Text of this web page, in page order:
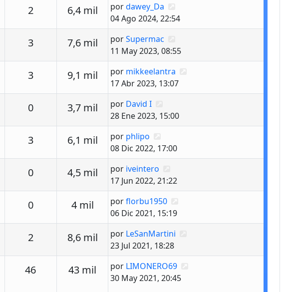
2Respuestas
6,4 milVistasÚltimo mensaje
pordawey_Da
04 Ago 2024, 22:54
3Respuestas
7,6 milVistasÚltimo mensaje
porSupermac
11 May 2023, 08:55
3Respuestas
9,1 milVistasÚltimo mensaje
por mikkeelantra
17 Abr 2023, 13:07
0Respuestas
3,7 milVistasÚltimo mensaje
por David I
28 Ene 2023, 15:00
3Respuestas
6,1 milVistasÚltimo mensaje
por phlipo
08 Dic 2022, 17:00
0Respuestas
4,5 milVistasÚltimo mensaje
por iveintero
17 Jun 2022, 21:22
0Respuestas
4 milVistasÚltimo mensaje
porflorbu1950
06 Dic 2021, 15:19
2Respuestas
8,6 milVistasÚltimo mensaje
por LeSanMartini
23 Jul 2021, 18:28
46Respuestas
43 mil Vistas
Último mensaje
por LIMONERO69
30 May 2021, 20:45